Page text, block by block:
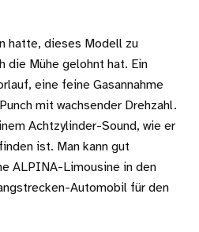
hatte, dieses Modell zu
die Mühe gelohnt hat. Ein
eine feine Gasannahme
mit wachsender Drehzahl.
Achtzylinder-Sound, wie er
ist. Man kann gut
ALPINA-Limousine in den
Automobil für den